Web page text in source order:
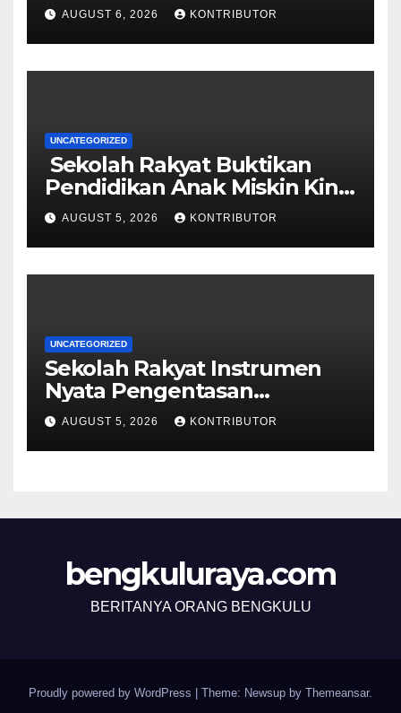
Papua yang Kondusif
AUGUST 6, 2026 KONTRIBUTOR
UNCATEGORIZED
Sekolah Rakyat Buktikan
Pendidikan Anak Miskin Kini
Menjadi Prioritas Negara
AUGUST 5, 2026 KONTRIBUTOR
UNCATEGORIZED
Sekolah Rakyat Instrumen
Nyata Pengentasan
Kemiskinan Antargenerasi
AUGUST 5, 2026 KONTRIBUTOR
bengkuluraya.com
BERITANYA ORANG BENGKULU
Proudly powered by WordPress Theme: Newsup by Themeansar.